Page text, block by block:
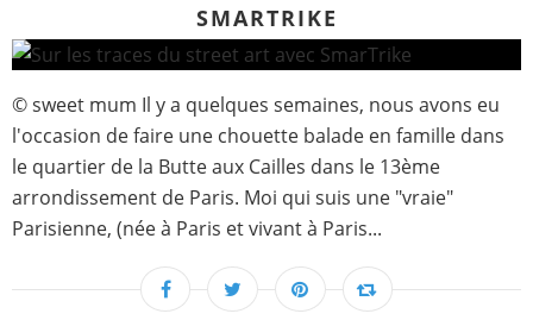
SMARTRIKE
© sweet mum Il y a quelques semaines, nous avons eu
l'occasion de faire une chouette balade en famille dans
le quartier de la Butte aux Cailles dans le 13ème
arrondissement de Paris. Moi qui suis une "vraie"
Parisienne, (née à Paris et vivant à Paris...